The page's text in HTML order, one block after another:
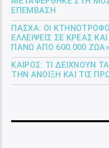
ΕΠΈΜΒΑΣΗ
ΠΆΣΧΑ: ΟΙ
ΕΛΛΕΊΨΕΙΣ ΣΕ ΚΡΈΑΣ
ΠΆΝΩ ΑΠΌ 600.000 ΖΏΑ»
ΚΑΙΡΌΣ: ΤΙ ΔΕΊΧΝΟΥΝ
ΤΗΝ ΆΝΟΙΞΗ ΚΑΙ ΤΙΣ